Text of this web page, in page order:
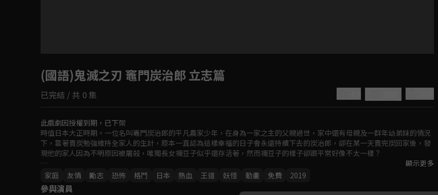
Play
如有不便請見諒
(國語)鬼滅之刃 竈門炭治郎 立志篇
已完結 / 共 0 集
此戲劇因授權到期，已下架
時值日本大正時期。一位名叫竈門炭治郎的平凡農家少年，在身為一家之主的父親過世，家中還有母親及一群年幼弟妹的情況
下，靠著賣炭勉強維持全家人的生計，原本一直認為這樣幸福的日子會永遠持續下去的炭治郎，卻在某一天賣完炭回家後，發
現他的家人因為不明原因被屠殺，唯獨長女禰豆子似乎還存活著，然而禰豆子的樣子卻跟平常好像不太一樣？
為了尋求拯救妹妹的方法，炭治郎踏上了斬妖除魔的冒險旅程。
顯示更多
家庭
友情 勵志 恐怖 格鬥 日本 熱血 王道 妖怪 動畫 免費 2019
參與演員